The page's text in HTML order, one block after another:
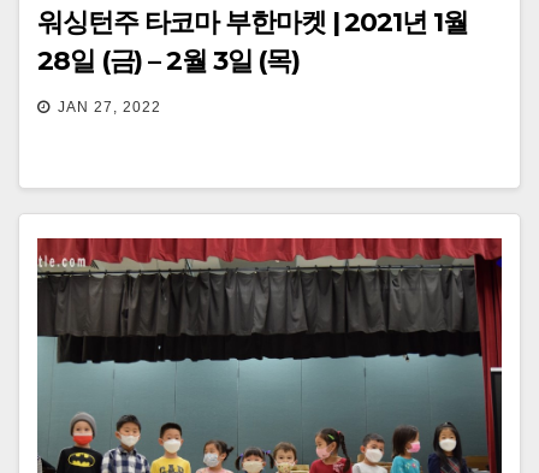
워싱턴주 타코마 부한마켓 | 2021년 1월
28일 (금) – 2월 3일 (목)
JAN 27, 2022